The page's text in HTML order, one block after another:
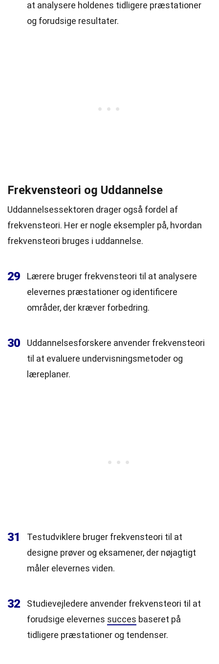
at analysere holdenes tidligere præstationer
og forudsige resultater.
Frekvensteori og Uddannelse
Uddannelsessektoren drager også fordel af
frekvensteori. Her er nogle eksempler på, hvordan
frekvensteori bruges i uddannelse.
29
Lærere bruger frekvensteori til at analysere
elevernes præstationer og identificere
områder, der kræver forbedring.
30
Uddannelsesforskere anvender frekvensteori
til at evaluere undervisningsmetoder og
læreplaner.
31
Testudviklere bruger frekvensteori til at
designe prøver og eksamener, der nøjagtigt
måler elevernes viden.
32
Studievejledere anvender frekvensteori til at
forudsige elevernes succes baseret på
tidligere præstationer og tendenser.